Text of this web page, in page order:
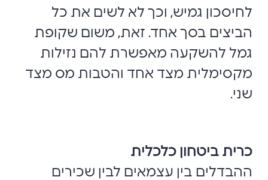
לחיסכון גמיש, וכך לא לשים את כל
הביצים בסך אחד. זאת, משום שקופת
גמל להשקעה מאפשרת להם נזילות
מקסימלית מצד אחד והטבות מס מצד
שני.
כרית ביטחון כלכלית
ההבדלים בין עצמאים לבין שכירים